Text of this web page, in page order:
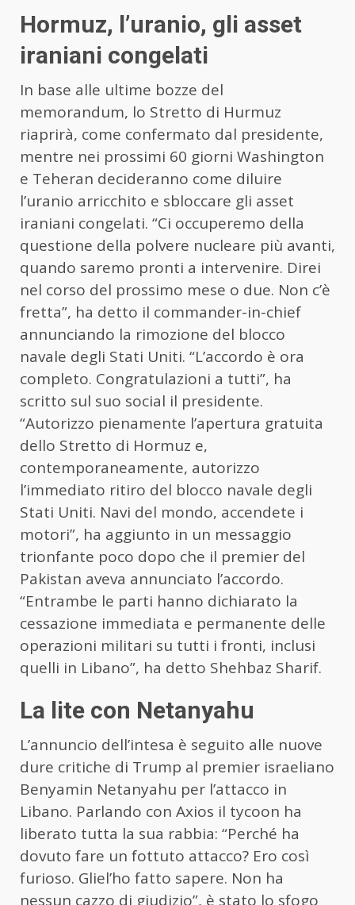
Hormuz, l’uranio, gli asset
iraniani congelati
In base alle ultime bozze del
memorandum, lo Stretto di Hurmuz
riaprirà, come confermato dal presidente,
mentre nei prossimi 60 giorni Washington
e Teheran decideranno come diluire
l’uranio arricchito e sbloccare gli asset
iraniani congelati. “Ci occuperemo della
questione della polvere nucleare più avanti,
quando saremo pronti a intervenire. Direi
nel corso del prossimo mese o due. Non c’è
fretta”, ha detto il commander-in-chief
annunciando la rimozione del blocco
navale degli Stati Uniti. “L’accordo è ora
completo. Congratulazioni a tutti”, ha
scritto sul suo social il presidente.
“Autorizzo pienamente l’apertura gratuita
dello Stretto di Hormuz e,
contemporaneamente, autorizzo
l’immediato ritiro del blocco navale degli
Stati Uniti. Navi del mondo, accendete i
motori”, ha aggiunto in un messaggio
trionfante poco dopo che il premier del
Pakistan aveva annunciato l’accordo.
“Entrambe le parti hanno dichiarato la
cessazione immediata e permanente delle
operazioni militari su tutti i fronti, inclusi
quelli in Libano”, ha detto Shehbaz Sharif.
La lite con Netanyahu
L’annuncio dell’intesa è seguito alle nuove
dure critiche di Trump al premier israeliano
Benyamin Netanyahu per l’attacco in
Libano. Parlando con Axios il tycoon ha
liberato tutta la sua rabbia: “Perché ha
dovuto fare un fottuto attacco? Ero così
furioso. Gliel’ho fatto sapere. Non ha
nessun cazzo di giudizio”, è stato lo sfogo